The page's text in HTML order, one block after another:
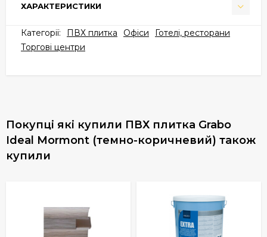
ХАРАКТЕРИСТИКИ
Категорії: ПВХ плитка Офіси
Готелі, ресторани
Торгові центри
Покупці які купили ПВХ плитка Grabo
Ideal Mormont (темно-коричневий) також
купили